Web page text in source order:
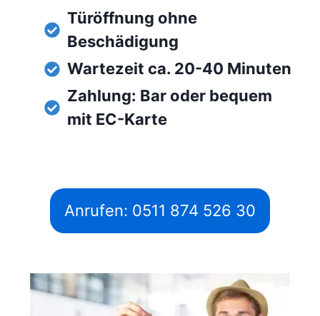
Türöffnung ohne
Beschädigung
Wartezeit ca. 20-40 Minuten
Zahlung: Bar oder bequem
mit EC-Karte
Anrufen: 0511 874 526 30